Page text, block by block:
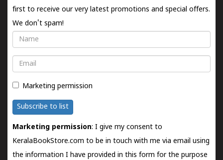
first to receive our very latest promotions and special offers.
We don't spam!
Name
Email
Marketing permission
Subscribe to list
Marketing permission: I give my consent to
KeralaBookStore.com to be in touch with me via email using
the information I have provided in this form for the purpose